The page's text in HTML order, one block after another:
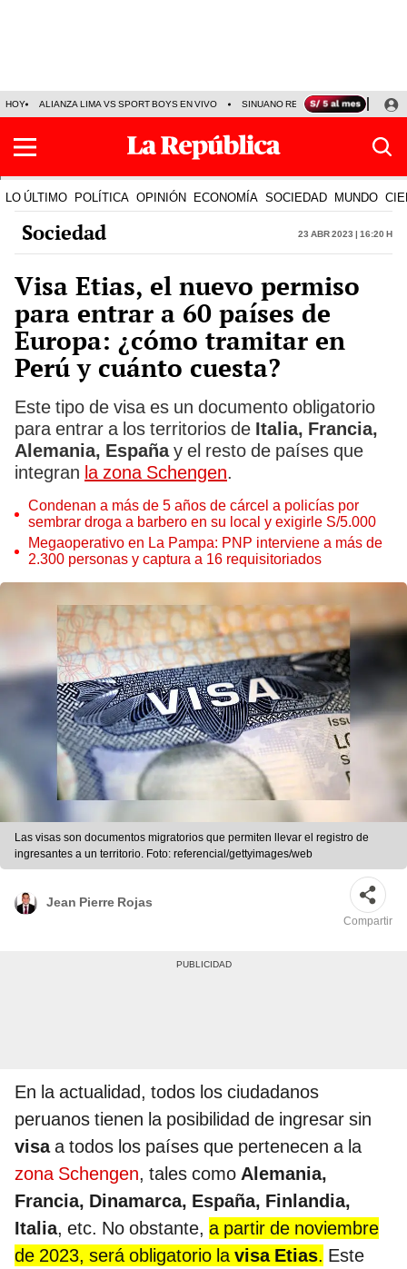
HOY ALIANZA LIMA VS SPORT BOYS EN VIVO SINUANO RESULTADOS HOY
LO ÚLTIMO POLÍTICA OPINIÓN ECONOMÍA SOCIEDAD MUNDO
Sociedad 23 Abr 2023 | 16:20 h
Visa Etias, el nuevo permiso
para entrar a 60 países de
Europa: ¿cómo tramitar en
Perú y cuánto cuesta?
Este tipo de visa es un documento obligatorio
para entrar a los territorios de Italia, Francia,
Alemania, Españay el resto de países que
integran la zona Schengen.
Condenan a más de 5 años de cárcel a policías por
sembrar droga a barbero en su local y exigirle S/5.000
Megaoperativo en La Pampa: PNP interviene a más de
2.300 personas y captura a 16 requisitoriados
Las visas son documentos migratorios que permiten llevar el registro de
ingresantes a un territorio. Foto: referencial/gettyimages/web
Jean Pierre Rojas
Compartir
En la actualidad, todos los ciudadanos
peruanos tienen la posibilidad de ingresar sin
visaa todos los países que pertenecen a la
zona Schengen, tales como Alemania,
Francia, Dinamarca, España, Finlandia,
Italia, etc. No obstante, a partir de noviembre
de 2023, será obligatorio lavisa Etias. Este